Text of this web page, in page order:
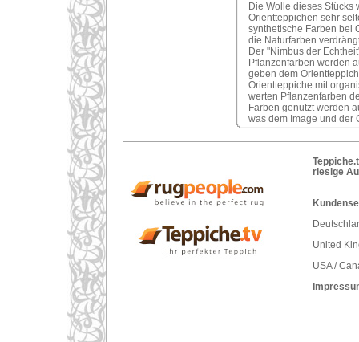
Die Wolle dieses Stücks
Orientteppichen sehr
synthetische Farben bei
die Naturfarben
Der "Nimbus der
Pflanzenfarben werden
geben dem
Orientteppiche mit
werten Pflanzenfarben
Farben genutzt werden
was dem Image und der
riesige
United
USA /